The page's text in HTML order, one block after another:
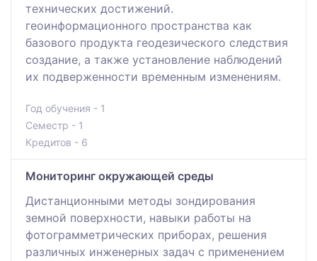
технических достижений.
геоинформационного пространства как
базового продукта геодезического следствия
создание, а также установление наблюдений
их подверженности временным изменениям.
Год обучения - 1
Семестр - 1
Кредитов - 6
Мониторинг окружающей среды
Дистанционными методы зондирования
земной поверхности, навыки работы на
фотограмметрических приборах, решения
различных инженерных задач с применением